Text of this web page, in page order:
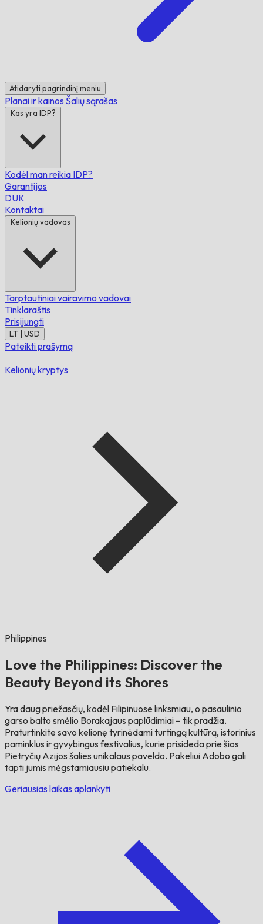
Atidaryti pagrindinį meniu
Planai ir kainos Šalių sąrašas
Kas yra IDP?
Kodėl man reikia IDP?
Garantijos
DUK
Kontaktai
Kelionių vadovas
Tarptautiniai vairavimo vadovai
Tinklaraštis
Prisijungti
LT | USD
Pateikti prašymą
Kelionių kryptys
Philippines
Love the Philippines: Discover the
Beauty Beyond its Shores
Yra daug priežasčių, kodėl Filipinuose linksmiau, o pasaulinio
garso balto smėlio Borakajaus paplūdimiai – tik pradžia.
Praturtinkite savo kelionę tyrinėdami turtingą kultūrą, istorinius
paminklus ir gyvybingus festivalius, kurie prisideda prie šios
Pietryčių Azijos šalies unikalaus paveldo. Pakeliui Adobo gali
tapti jumis mėgstamiausiu patiekalu.
Geriausias laikas aplankyti